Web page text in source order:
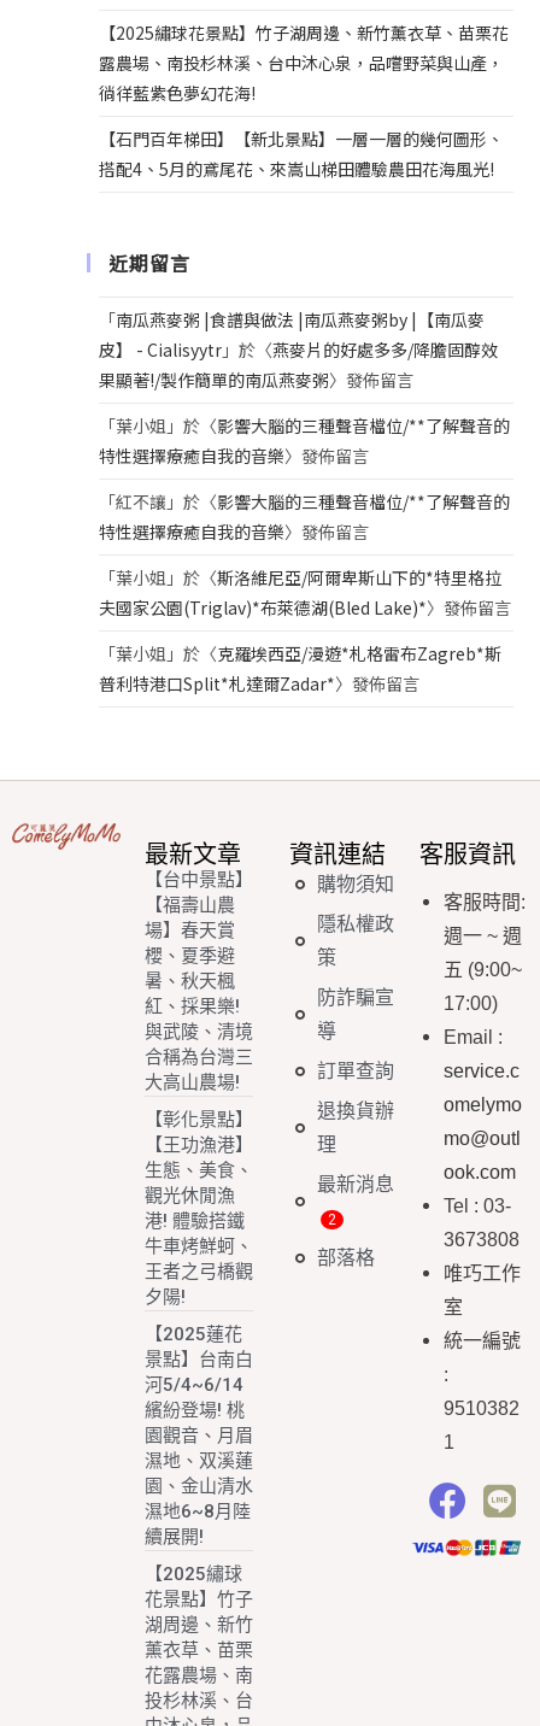
【2025繡球花景點】竹子湖周邊、新竹薰衣草、苗栗花
露農場、南投杉林溪、台中沐心泉，品嚐野菜與山產，
徜徉藍紫色夢幻花海!
【石門百年梯田】【新北景點】一層一層的幾何圖形、
搭配4、5月的鳶尾花、來嵩山梯田體驗農田花海風光!
近期留言
「南瓜燕麥粥 |食譜與做法 |南瓜燕麥粥by |【南瓜麥
皮】 - Cialisyytr 」於〈燕麥片的好處多多/降膽固醇效
果顯著!/製作簡單的南瓜燕麥粥〉發佈留言
「葉小姐 」於〈影響大腦的三種聲音檔位/**了解聲音的
特性選擇療癒自我的音樂〉發佈留言
「紅不讓 」於〈影響大腦的三種聲音檔位/**了解聲音的
特性選擇療癒自我的音樂〉發佈留言
「葉小姐 」於〈斯洛維尼亞/阿爾卑斯山下的*特里格拉
夫國家公園(Triglav)*布萊德湖(Bled Lake)*〉發佈留言
「葉小姐 」於〈克羅埃西亞/漫遊*札格雷布Zagreb*斯
普利特港口Split*札達爾Zadar*〉發佈留言
最新文章
【台中景點】
【福壽山農
場】春天賞
櫻、夏季避
暑、秋天楓
紅、採果樂!
與武陵、清境
合稱為台灣三
大高山農場!
【彰化景點】
【王功漁港】
生態、美食、
觀光休閒漁
港! 體驗搭鐵
牛車烤鮮蚵、
王者之弓橋觀
夕陽!
【2025蓮花
景點】台南白
河5/4~6/14
繽紛登場! 桃
園觀音、月眉
濕地、双溪蓮
園、金山清水
濕地6~8月陸
續展開!
【2025繡球
花景點】竹子
湖周邊、新竹
薰衣草、苗栗
花露農場、南
投杉林溪、台
資訊連結
購物須知
隱私權政
策
防詐騙宣
導
訂單查詢
退換貨辦
理
最新消息
部落格
客服資訊
客服時間:
週一 ~ 週
五 (9:00~
17:00)
Email :
service.c
omelymo
mo@outl
ook.com
Tel : 03-
3673808
唯巧工作
室
統一編號
:
9510382
1